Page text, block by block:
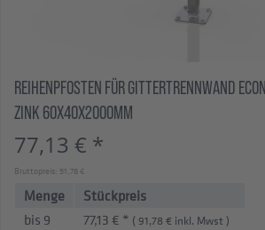
REIHENPFOSTEN FÜR GITTERTRENNWAND
ZINK 60X40X2000MM
77,13 € *
Bruttopreis: 91,78 €
Menge
Stückpreis
bis 9 77,13 € * ( 91,78 € inkl. Mwst )